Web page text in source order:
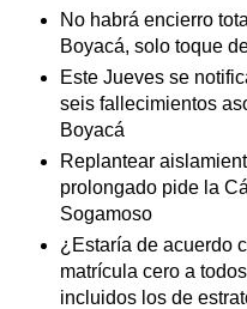
No habrá encierro
Boyacá, solo toque
Este Jueves se
seis fallecimientos
Boyacá
Replantear
prolongado pide la
Sogamoso
¿Estaría de acuerdo
matrícula cero a
incluidos los de